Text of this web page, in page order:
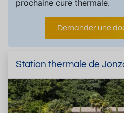
prochaine cure thermale.
Demander une
Station thermale de